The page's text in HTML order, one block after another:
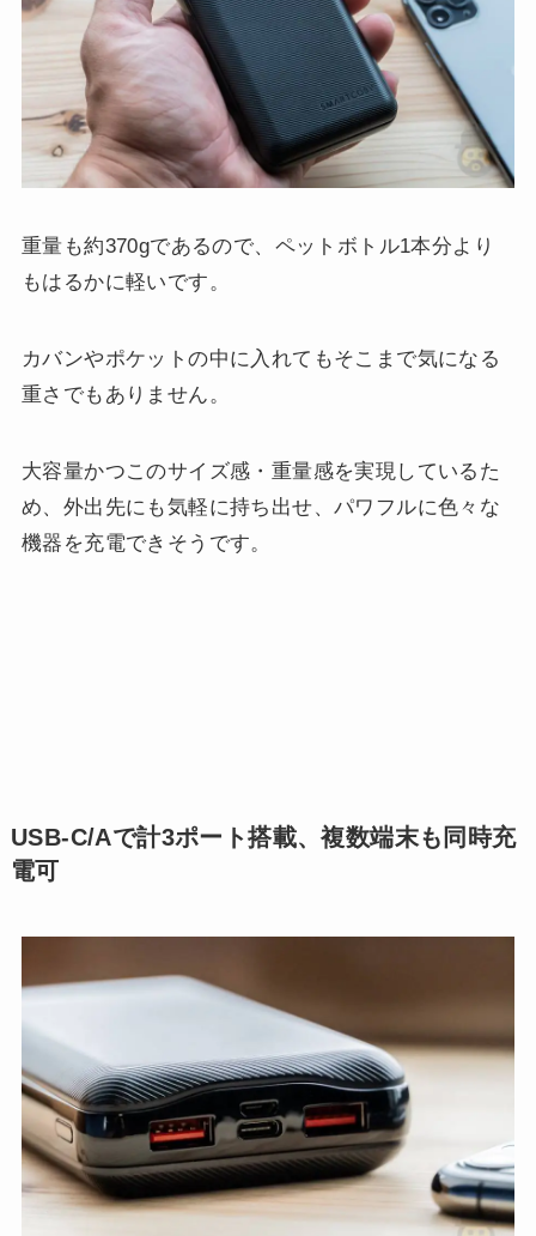
重量も約370gであるので、ペットボトル1本分より
もはるかに軽いです。
カバンやポケットの中に入れてもそこまで気になる
重さでもありません。
大容量かつこのサイズ感・重量感を実現しているた
め、外出先にも気軽に持ち出せ、パワフルに色々な
機器を充電できそうです。
USB-C/Aで計3ポート搭載、複数端末も同時充
電可